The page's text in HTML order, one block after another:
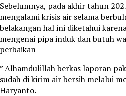
Sebelumnya, pada akhir tahun
mengalami krisis air selama
belakangan hal ini diketahui
mengenai pipa induk dan butuh
perbaikan
” Alhamdulillah berkas laporan pak
sudah di kirim air bersih melalui
Haryanto.